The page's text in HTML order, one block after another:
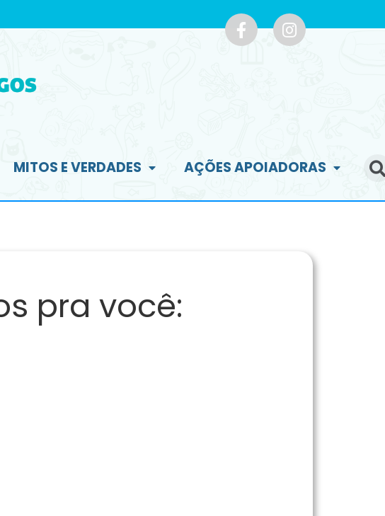
MITOS E VERDADES AÇÕES APOIADORAS
pra você: